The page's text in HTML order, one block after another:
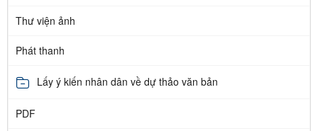
Thư viện ảnh
Phát thanh
Lấy ý kiến nhân dân về dự thảo văn bản
PDF